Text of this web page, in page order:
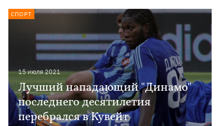
15 июля 2021
Лучший нападающий "Динамо"
последнего десятилетия
перебрался в Кувейт
СПОРТ